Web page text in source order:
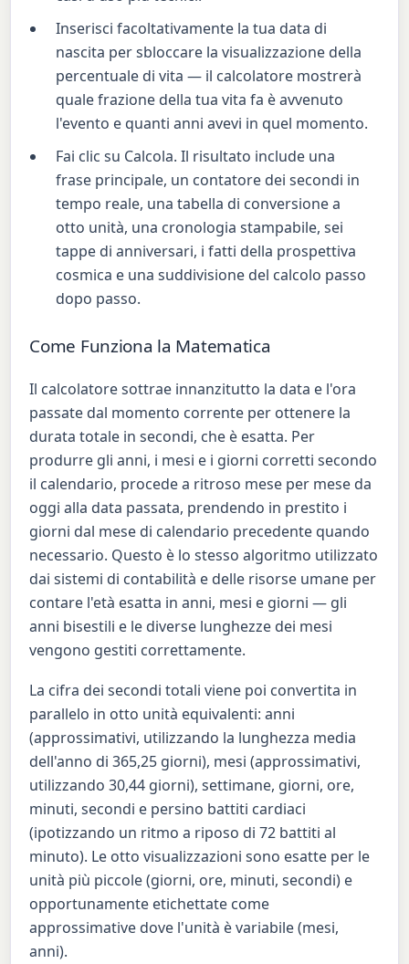
Inserisci facoltativamente la tua data di
nascita per sbloccare la visualizzazione della
percentuale di vita — il calcolatore mostrerà
quale frazione della tua vita fa è avvenuto
l'evento e quanti anni avevi in quel momento.
Fai clic su Calcola. Il risultato include una
frase principale, un contatore dei secondi in
tempo reale, una tabella di conversione a
otto unità, una cronologia stampabile, sei
tappe di anniversari, i fatti della prospettiva
cosmica e una suddivisione del calcolo passo
dopo passo.
Come Funziona la Matematica
Il calcolatore sottrae innanzitutto la data e l'ora
passate dal momento corrente per ottenere la
durata totale in secondi, che è esatta. Per
produrre gli anni, i mesi e i giorni corretti secondo
il calendario, procede a ritroso mese per mese da
oggi alla data passata, prendendo in prestito i
giorni dal mese di calendario precedente quando
necessario. Questo è lo stesso algoritmo utilizzato
dai sistemi di contabilità e delle risorse umane per
contare l'età esatta in anni, mesi e giorni — gli
anni bisestili e le diverse lunghezze dei mesi
vengono gestiti correttamente.
La cifra dei secondi totali viene poi convertita in
parallelo in otto unità equivalenti: anni
(approssimativi, utilizzando la lunghezza media
dell'anno di 365,25 giorni), mesi (approssimativi,
utilizzando 30,44 giorni), settimane, giorni, ore,
minuti, secondi e persino battiti cardiaci
(ipotizzando un ritmo a riposo di 72 battiti al
minuto). Le otto visualizzazioni sono esatte per le
unità più piccole (giorni, ore, minuti, secondi) e
opportunamente etichettate come
approssimative dove l'unità è variabile (mesi,
anni).